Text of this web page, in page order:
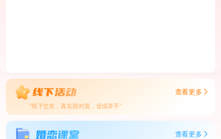
查看更多
“线下交友，真实面对面，促成牵手”
查看更多